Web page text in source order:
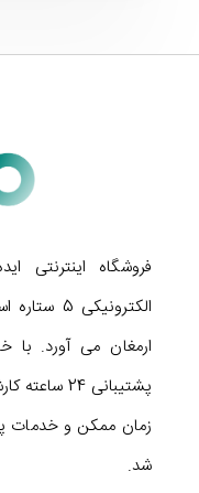
جمع بندی
اگر می خواهید تا
مانیتور خمیده از
فروشگاه اینترنتی
پشتیبانی
زمان ممکن و خدمات
شد.